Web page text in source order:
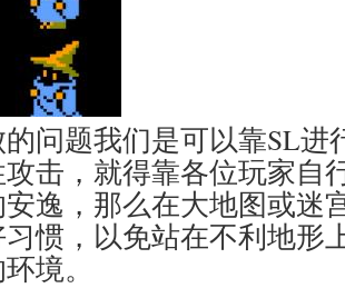
问题我们是可以靠SL进
击，就得靠各位玩家自
逸，那么在大地图或迷
惯，以免站在不利地形
境。